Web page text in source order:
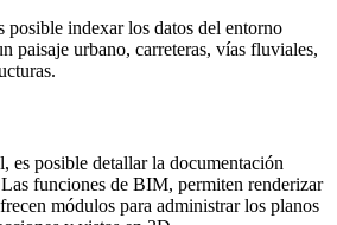
posible indexar los datos del entorno
paisaje urbano, carreteras, vías fluviales,
es posible detallar la documentación
funciones de BIM, permiten renderizar
módulos para administrar los planos